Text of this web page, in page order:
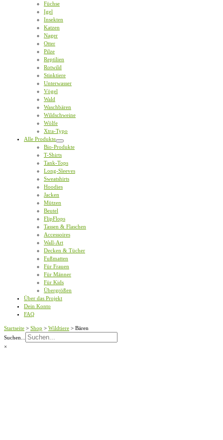
Füchse
Igel
Insekten
Katzen
Nager
Otter
Pilze
Reptilien
Rotwild
Stinktiere
Unterwasser
Vögel
Wald
Waschbären
Wildschweine
Wölfe
Xtra-Typo
Alle Produkte
Bio-Produkte
T-Shirts
Tank-Tops
Long-Sleeves
Sweatshirts
Hoodies
Jacken
Mützen
Beutel
FlipFlops
Tassen & Flaschen
Accessoires
Wall-Art
Decken & Tücher
Fußmatten
Für Frauen
Für Männer
Für Kids
Übergrößen
Über das Projekt
Dein Konto
FAQ
Startseite > Shop > Wildtiere > Bären
Suchen...
×